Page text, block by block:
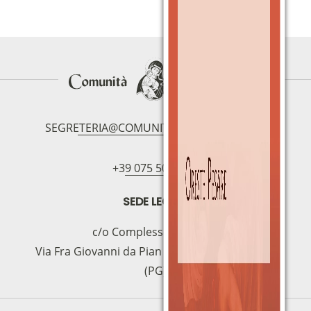
SEGRETERIA@COMUNITAMAGNIFICAT.ORG
+39 075 5094797
SEDE LEGALE
c/o Complesso S.Manno
Via Fra Giovanni da Pian di Carpine, 63 - 06127
(PG)